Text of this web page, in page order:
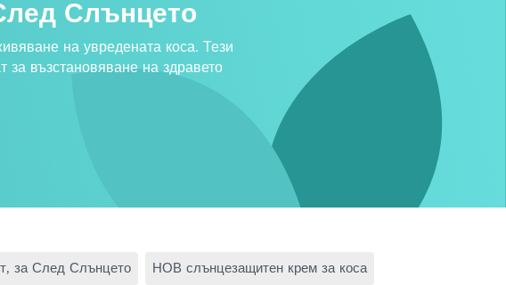
Слънцето
на увредената коса. Тези
възстановяване на здравето
за След Слънцето НОВ слънцезащитен крем за коса